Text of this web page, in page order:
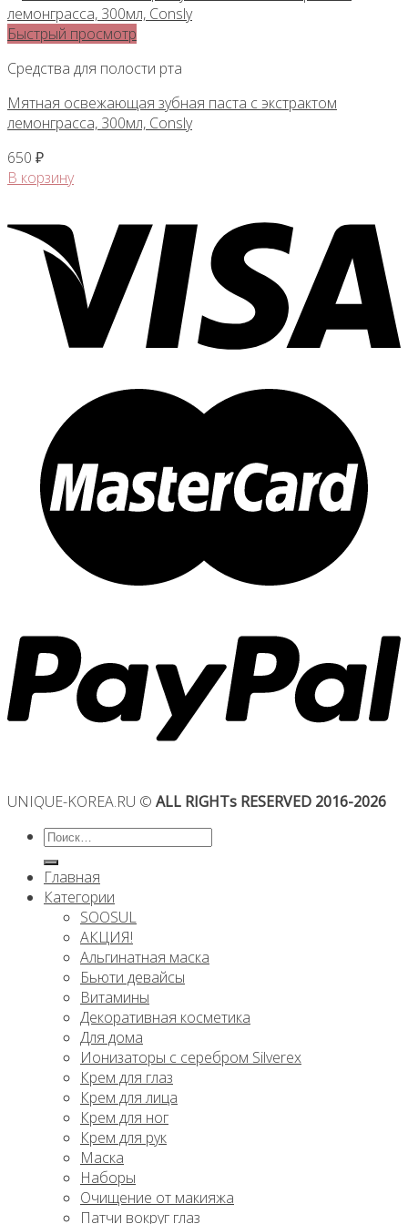
2
850 ₽.
Быстрый просмотр
Средства для полости рта
Мятная освежающая зубная паста с экстрактом
лемонграсса, 300мл, Consly
650 ₽
В корзину
UNIQUE-KOREA.RU © ALL RIGHTs RESERVED 2016-2026
Искать:
Главная
Категории
SOOSUL
АКЦИЯ!
Альгинатная маска
Бьюти девайсы
Витамины
Декоративная косметика
Для дома
Ионизаторы с серебром Silverex
Крем для глаз
Крем для лица
Крем для ног
Крем для рук
Маска
Наборы
Очищение от макияжа
Патчи вокруг глаз